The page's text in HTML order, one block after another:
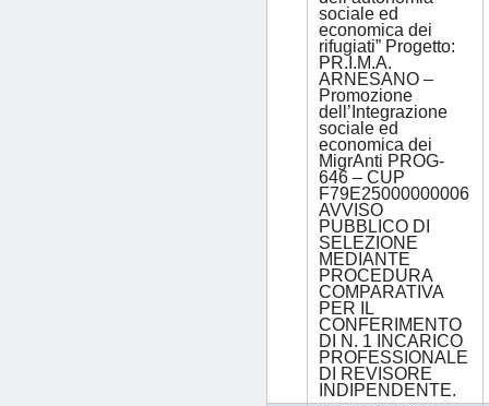
sociale ed
economica dei
rifugiati” Progetto:
PR.I.M.A.
ARNESANO –
Promozione
dell’Integrazione
sociale ed
economica dei
MigrAnti PROG-
646 – CUP
F79E25000000006
AVVISO
PUBBLICO DI
SELEZIONE
MEDIANTE
PROCEDURA
COMPARATIVA
PER IL
CONFERIMENTO
DI N. 1 INCARICO
PROFESSIONALE
DI REVISORE
INDIPENDENTE.